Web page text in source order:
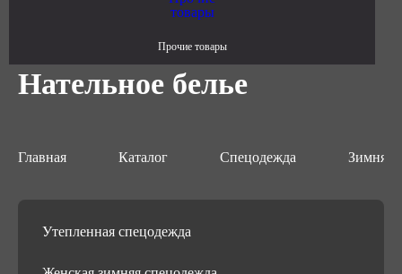
Прочие товары
Нательное белье
Главная Каталог Спецодежда Зимняя
Утепленная спецодежда